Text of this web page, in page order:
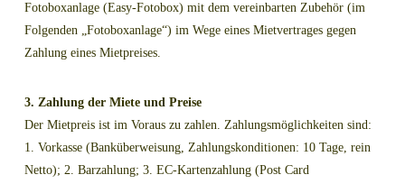
Fotoboxanlage (Easy-Fotobox) mit dem vereinbarten Zubehör (im
Folgenden „Fotoboxanlage“) im Wege eines Mietvertrages gegen
Zahlung eines Mietpreises.
3. Zahlung der Miete und Preise
Der Mietpreis ist im Voraus zu zahlen. Zahlungsmöglichkeiten sind:
1. Vorkasse (Banküberweisung, Zahlungskonditionen: 10 Tage, rein
Netto); 2. Barzahlung; 3. EC-Kartenzahlung (Post Card